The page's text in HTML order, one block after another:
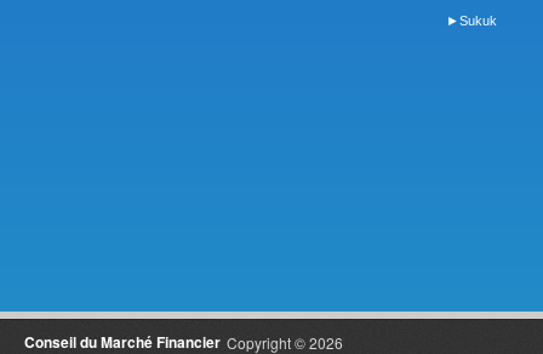
►Sukuk
Copyright © 2026
Conseil du Marché Financier